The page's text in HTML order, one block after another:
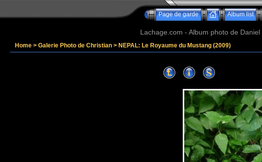
Page de garde Album list
Lachage.com - Album photo de
Home > Galerie Photo de Christian > NEPAL: Le Royaume du Mustang (2009)